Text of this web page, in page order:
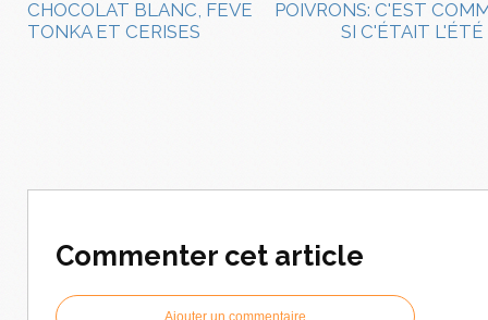
CHOCOLAT BLANC, FEVE
TONKA ET CERISES
POIVRONS: C'EST
SI C'ÉTAIT L'ÉTÉ
Commenter cet article
Ajouter un commentaire